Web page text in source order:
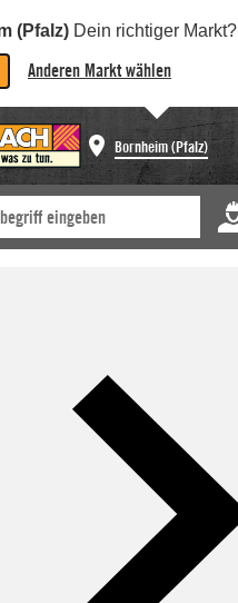
(Pfalz) Dein richtiger Markt?
Anderen Markt wählen
Bornheim (Pfalz)